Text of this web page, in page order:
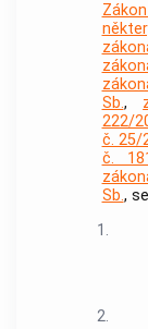
Sb.,
222/
č. 25/
č.
Sb.,
1.
2.